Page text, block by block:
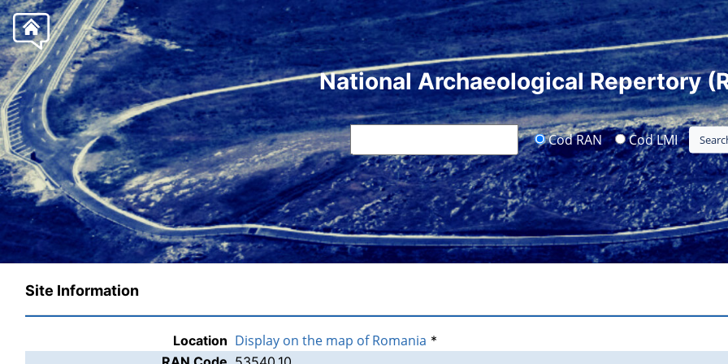
National Archaeological Repertory
Cod RAN Cod LMI
Site Information
Location Display on the map of Romania *